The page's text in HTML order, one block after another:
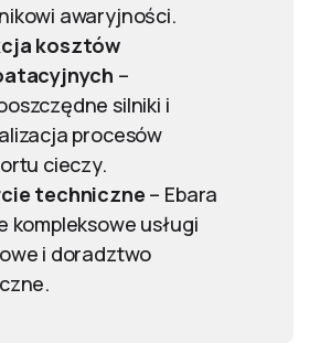
awaryjności.
kosztów
–
silniki i
procesów
cieczy.
techniczne – Ebara
kompleksowe usługi
i doradztwo